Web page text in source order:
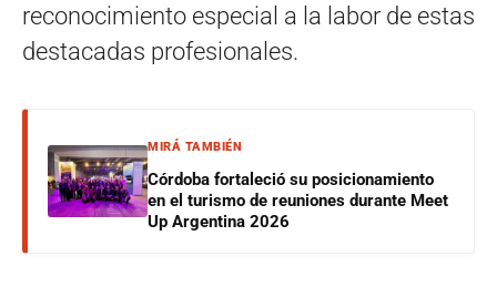
reconocimiento especial a la labor de estas
destacadas profesionales.
MIRÁ TAMBIÉN
Córdoba fortaleció su posicionamiento
en el turismo de reuniones durante Meet
Up Argentina 2026